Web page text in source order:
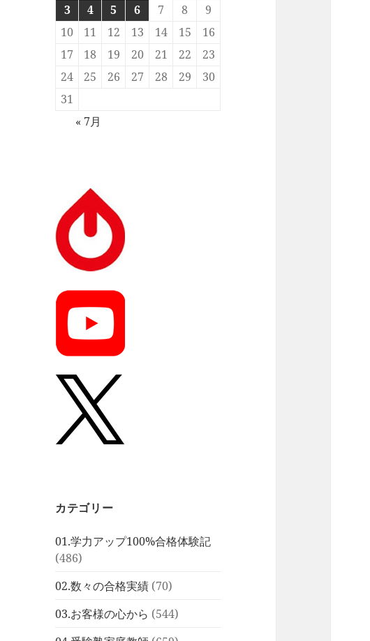
3
4 5 6 7 8
9
10
11 12 13 14 15
16
17
18 19 20 21 22
23
24
25 26 27 28 29
30
31
« 7月
カテゴリー
01.学力アップ100%合格体験記
(486)
02.数々の合格実績 (70)
03.お客様の心から (544)